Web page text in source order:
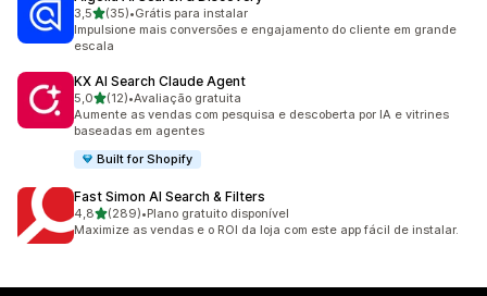
3,5de 5 estrelas
(35)
35 avaliações ao todo
•Grátis para instalar
Impulsione mais conversões e engajamento do cliente em grande
escala
KX AI Search Claude Agent
5,0de 5 estrelas
(12)
12 avaliações ao todo
•Avaliação gratuita
Aumente as vendas com pesquisa e descoberta por IA e vitrines
baseadas em agentes
Built for Shopify
Fast Simon AI Search & Filters
4,8de 5 estrelas
(289)
289 avaliações ao todo
•Plano gratuito disponível
Maximize as vendas e o ROI da loja com este app fácil de instalar.